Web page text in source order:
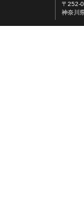
〒252-
神奈川